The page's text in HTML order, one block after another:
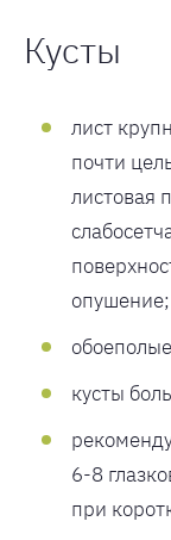
Кусты
лист
почти
листовая
опушение;
кусты
6-8
при